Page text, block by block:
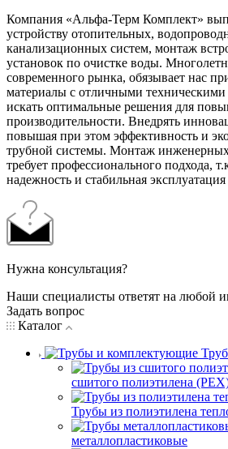
Компания «Альфа-Терм Комплект»
устройству отопительных,
канализационных систем, монтаж
установок по очистке воды.
современного рынка, обязывает нас
материалы с отличными техническими
искать оптимальные решения для
производительности. Внедрять
повышая при этом эффективность и
трубной системы. Монтаж
требует профессионального подхода,
надежность и стабильная
Нужна консультация?
Наши специалисты ответят на любой
Задать вопрос
Каталог
сшитого полиэтилена
Трубы из полиэтилена
металлопластиковые